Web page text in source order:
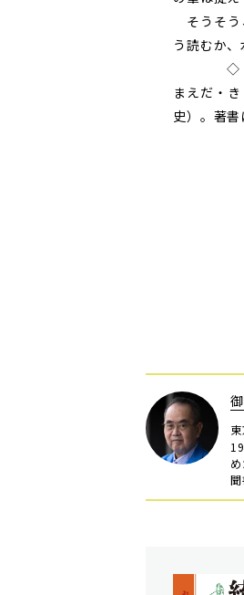
そうそう
う読むか
◇
まえだ・
史）。著
聞